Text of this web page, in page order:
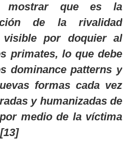
mostrar que es la
de la rivalidad
visible por doquier al
primates, lo que debe
dominance patterns y
formas cada vez
y humanizadas de
medio de la víctima